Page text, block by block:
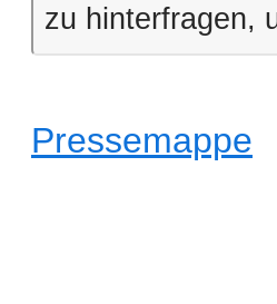
zu hinterfragen,
Pressemappe